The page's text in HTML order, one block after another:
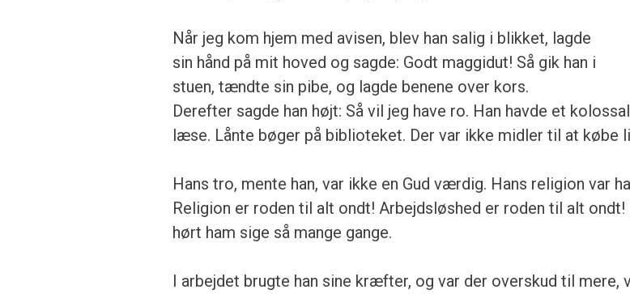
Når jeg kom hjem med avisen, blev han salig i blikket, lagde
sin hånd på mit hoved og sagde: Godt maggidut! Så gik han i
stuen, tændte sin pibe, og lagde benene over kors.
Derefter sagde han højt: Så vil jeg have ro. Han havde et
læse. Lånte bøger på biblioteket. Der var ikke midler til at købe
Hans tro, mente han, var ikke en Gud værdig. Hans religion var
Religion er roden til alt ondt! Arbejdsløshed er roden til alt ondt!
hørt ham sige så mange gange.
I arbejdet brugte han sine kræfter, og var der overskud til mere,